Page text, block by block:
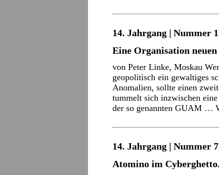
14. Jahrgang | Nummer
Eine Organisation neuen
von Peter Linke, Moskau
geopolitisch ein gewaltiges
Anomalien, sollte einen
tummelt sich inzwischen
der so genannten GUAM …
14. Jahrgang | Nummer
Atomino im